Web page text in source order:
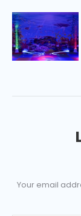
Your email